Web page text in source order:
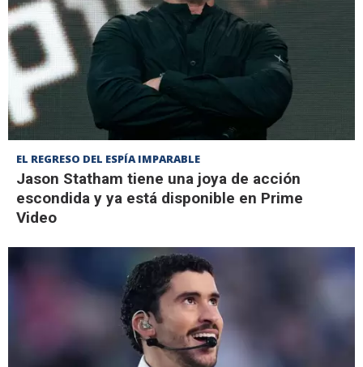
EL REGRESO DEL ESPÍA IMPARABLE
Jason Statham tiene una joya de acción
escondida y ya está disponible en Prime
Video